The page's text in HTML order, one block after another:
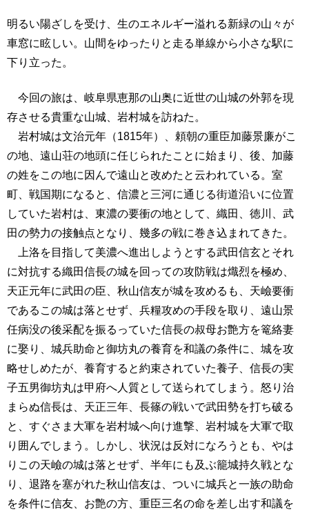
明るい陽ざしを受け、生のエネルギー溢れる新緑の山々が
車窓に眩しい。山間をゆったりと走る単線から小さな駅に
下り立った。
今回の旅は、岐阜県恵那の山奥に近世の山城の外郭を現
存させる貴重な山城、岩村城を訪ねた。
岩村城は文治元年（1815年）、頼朝の重臣加藤景廉がこ
の地、遠山荘の地頭に任じられたことに始まり、後、加藤
の姓をこの地に因んで遠山と改めたと云われている。室
町、戦国期になると、信濃と三河に通じる街道沿いに位置
していた岩村は、東濃の要衝の地として、織田、徳川、武
田の勢力の接触点となり、幾多の戦に巻き込まれてきた。
上洛を目指して美濃へ進出しようとする武田信玄とそれ
に対抗する織田信長の城を回っての攻防戦は熾烈を極め、
天正元年に武田の臣、秋山信友が城を攻めるも、天嶮要衝
であるこの城は落とせず、兵糧攻めの手段を取り、遠山景
任病没の後采配を振るっていた信長の叔母お艶方を篭絡妻
に娶り、城兵助命と御坊丸の養育を和議の条件に、城を攻
略せしめたが、養育すると約束されていた養子、信長の実
子五男御坊丸は甲府へ人質として送られてしまう。怒り治
まらぬ信長は、天正三年、長篠の戦いで武田勢を打ち破る
と、すぐさま大軍を岩村城へ向け進撃、岩村城を大軍で取
り囲んでしまう。しかし、状況は反対になろうとも、やは
りこの天嶮の城は落とせず、半年にも及ぶ籠城持久戦とな
り、退路を塞がれた秋山信友は、ついに城兵と一族の助命
を条件に信友、お艶の方、重臣三名の命を差し出す和議を